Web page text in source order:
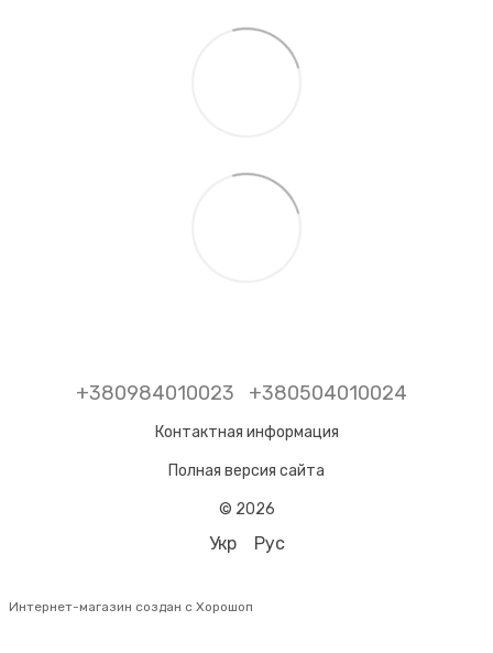
+380984010023 +380504010024
Контактная информация
Полная версия сайта
© 2026
Укр Рус
Интернет-магазин создан с Хорошоп